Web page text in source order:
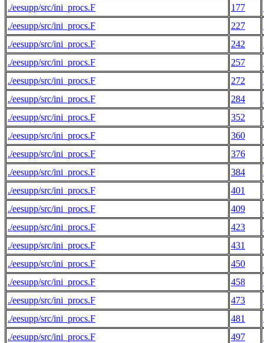
./eesupp/src/ini_procs.F
177
./eesupp/src/ini_procs.F
227
./eesupp/src/ini_procs.F
242
./eesupp/src/ini_procs.F
257
./eesupp/src/ini_procs.F
272
./eesupp/src/ini_procs.F
284
./eesupp/src/ini_procs.F
352
./eesupp/src/ini_procs.F
360
./eesupp/src/ini_procs.F
376
./eesupp/src/ini_procs.F
384
./eesupp/src/ini_procs.F
401
./eesupp/src/ini_procs.F
409
./eesupp/src/ini_procs.F
423
./eesupp/src/ini_procs.F
431
./eesupp/src/ini_procs.F
450
./eesupp/src/ini_procs.F
458
./eesupp/src/ini_procs.F
473
./eesupp/src/ini_procs.F
481
./eesupp/src/ini_procs.F
497